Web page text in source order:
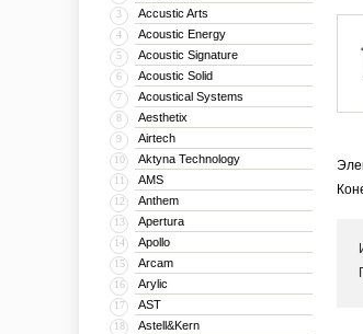
3 Accustic Arts
4 Acoustic Energy
5 Acoustic Signature
6 Acoustic Solid
7 Acoustical Systems
8 Aesthetix
9 Airtech
10 Aktyna Technology
11 AMS
12 Anthem
13 Apertura
14 Apollo
15 Arcam
16 Arylic
17 AST
18 Astell&Kern